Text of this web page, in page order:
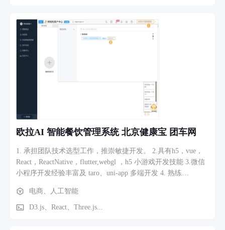
可自定义图片尺寸（宽/高），选择不同风格的图案类型（抽象
图案、写实风格、卡通风格等），AI根据用户选择生成对应的
图片。 视频生成模块：用户输入视频主题或关键词，AI自动生
成短视频脚本并调用视频生成API产出视频。 音乐生成模块：
用户选择音乐风格（古典/电子/轻音乐等），AI生成对应的音
等）集中在一个面板，用户可自由调整。 3、业务流程和功能
生成” → 填写参数（宽高、风格、主题等） → 点击“生成”按钮
→ 系统调用大模型API → 生成内容展示在页面上 → 用户可预
览并下载。
欧拉AI 智能餐饮管理系统 北京健康宝 团车网
1. 承担团队技术选型工作，推崇敏捷开发。 2.具有h5，vue，
React，ReactNative，flutter,webgl ，h5 小游戏开发技能 3.微信
小程序开发经验丰富及 taro、uni-app 多端开发 4. 熟练
JSON、canvas、websocket 、flex、antUI、rem 、 animation、
SEO 优化等 Web 开发 5. 有 electron 经验，数据可视化大屏，
电商、人工智能
D3.js、React、Three.js...